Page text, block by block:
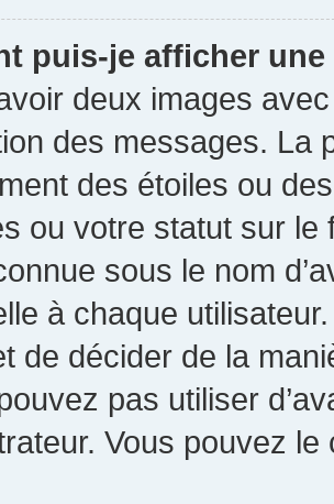
puis-je afficher
deux images
des messages. La
des étoiles ou
ou votre statut sur
sous le nom
à chaque utilisateur.
de décider de la
pas utiliser
Vous pouvez